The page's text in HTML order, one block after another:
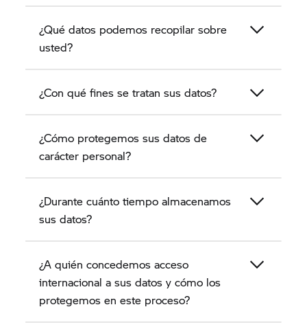
¿Qué datos podemos recopilar sobre
usted?
¿Con qué fines se tratan sus datos?
¿Cómo protegemos sus datos de
carácter personal?
¿Durante cuánto tiempo almacenamos
sus datos?
¿A quién concedemos acceso
internacional a sus datos y cómo los
protegemos en este proceso?